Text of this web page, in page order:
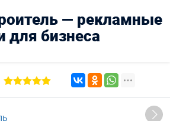
— рекламные
для бизнеса